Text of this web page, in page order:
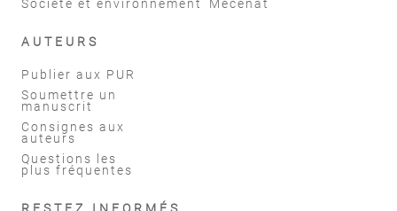
Société et environnement
Mécénat
AUTEURS
Publier aux PUR
Soumettre un
manuscrit
Consignes aux
auteurs
Questions les
plus fréquentes
RESTEZ INFORMÉS